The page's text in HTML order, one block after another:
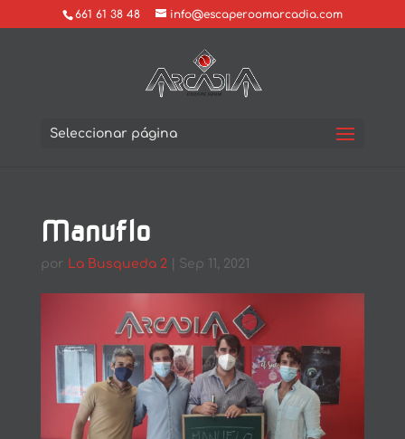
661 61 38 48 info@escaperoomarcadia.com
Seleccionar página
Manuflo
por La Busqueda 2| Sep 11, 2021